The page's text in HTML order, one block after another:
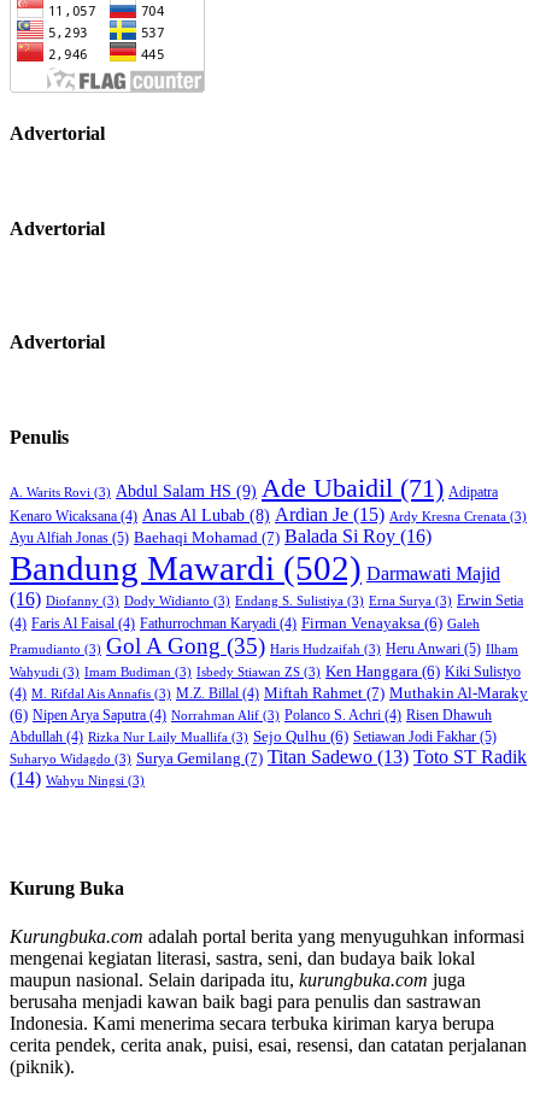
Advertorial
Advertorial
Advertorial
Penulis
A. Warits Rovi (3) Abdul Salam HS (9) Ade Ubaidil (71) Adipatra
Kenaro Wicaksana (4) Anas Al Lubab (8) Ardian Je (15) Ardy Kresna Crenata (3)
Ayu Alfiah Jonas (5) Baehaqi Mohamad (7) Balada Si Roy (16)
Bandung Mawardi (502) Darmawati Majid
(16) Diofanny (3) Dody Widianto (3) Endang S. Sulistiya (3) Erna Surya (3) Erwin Setia
(4) Faris Al Faisal (4) Fathurrochman Karyadi (4) Firman Venayaksa (6) Galeh
Pramudianto (3) Gol A Gong (35) Haris Hudzaifah (3) Heru Anwari (5) Ilham
Wahyudi (3) Imam Budiman (3) Isbedy Stiawan ZS (3) Ken Hanggara (6) Kiki Sulistyo
(4) M. Rifdal Ais Annafis (3) M.Z. Billal (4) Miftah Rahmet (7) Muthakin Al-Maraky
(6) Nipen Arya Saputra (4) Norrahman Alif (3) Polanco S. Achri (4) Risen Dhawuh
Abdullah (4) Rizka Nur Laily Muallifa (3) Sejo Qulhu (6) Setiawan Jodi Fakhar (5)
Suharyo Widagdo (3) Surya Gemilang (7) Titan Sadewo (13) Toto ST Radik
(14) Wahyu Ningsi (3)
Kurung Buka
Kurungbuka.com adalah portal berita yang menyuguhkan informasi
mengenai kegiatan literasi, sastra, seni, dan budaya baik lokal
maupun nasional. Selain daripada itu, kurungbuka.com juga
berusaha menjadi kawan baik bagi para penulis dan sastrawan
Indonesia. Kami menerima secara terbuka kiriman karya berupa
cerita pendek, cerita anak, puisi, esai, resensi, dan catatan perjalanan
(piknik).